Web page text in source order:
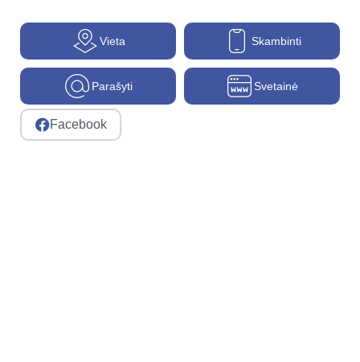
Vieta Skambinti
Parašyti Svetainė
Facebook